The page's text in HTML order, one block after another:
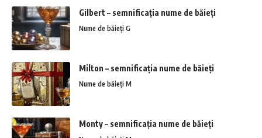
Gilbert – semnificația nume de băieți
Nume de băieți G
Milton – semnificația nume de băieți
Nume de băieți M
Monty – semnificația nume de băieți